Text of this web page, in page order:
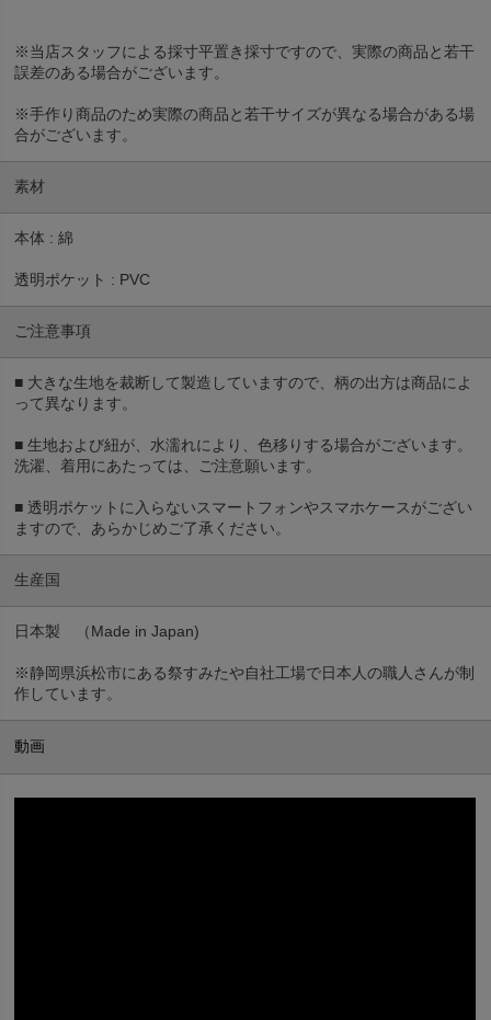
※当店スタッフによる採寸平置き採寸ですので、実際の商品と若干
誤差のある場合がございます。
※手作り商品のため実際の商品と若干サイズが異なる場合がある場
合がございます。
素材
本体 : 綿
透明ポケット : PVC
ご注意事項
■ 大きな生地を裁断して製造していますので、柄の出方は商品によ
って異なります。
■ 生地および紐が、水濡れにより、色移りする場合がございます。
洗濯、着用にあたっては、ご注意願います。
■ 透明ポケットに入らないスマートフォンやスマホケースがござい
ますので、あらかじめご了承ください。
生産国
日本製 （Made in Japan)
※静岡県浜松市にある祭すみたや自社工場で日本人の職人さんが制
作しています。